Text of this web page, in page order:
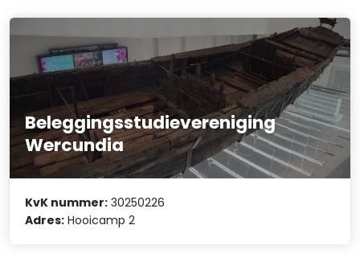
Beleggingsstudievereniging
Wercundia
KvK nummer: 30250226
Adres: Hooicamp 2